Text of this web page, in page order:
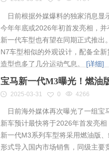
日前根据外媒爆料的独家消息显
今年年底或2026年初首发亮相，
新一代车型也有望在同期正式推出
N7车型相似的外观设计，配备全
造型也多了几分运动气息。 [详细]
宝马新一代M3曝光！燃油
2025-03-31 0 4266
日前海外媒体再次曝光了一组宝
新车预计最快将于2026年首发亮
新一代M3系列车型将采用燃油版
形式导入国内市场销售，同级主要